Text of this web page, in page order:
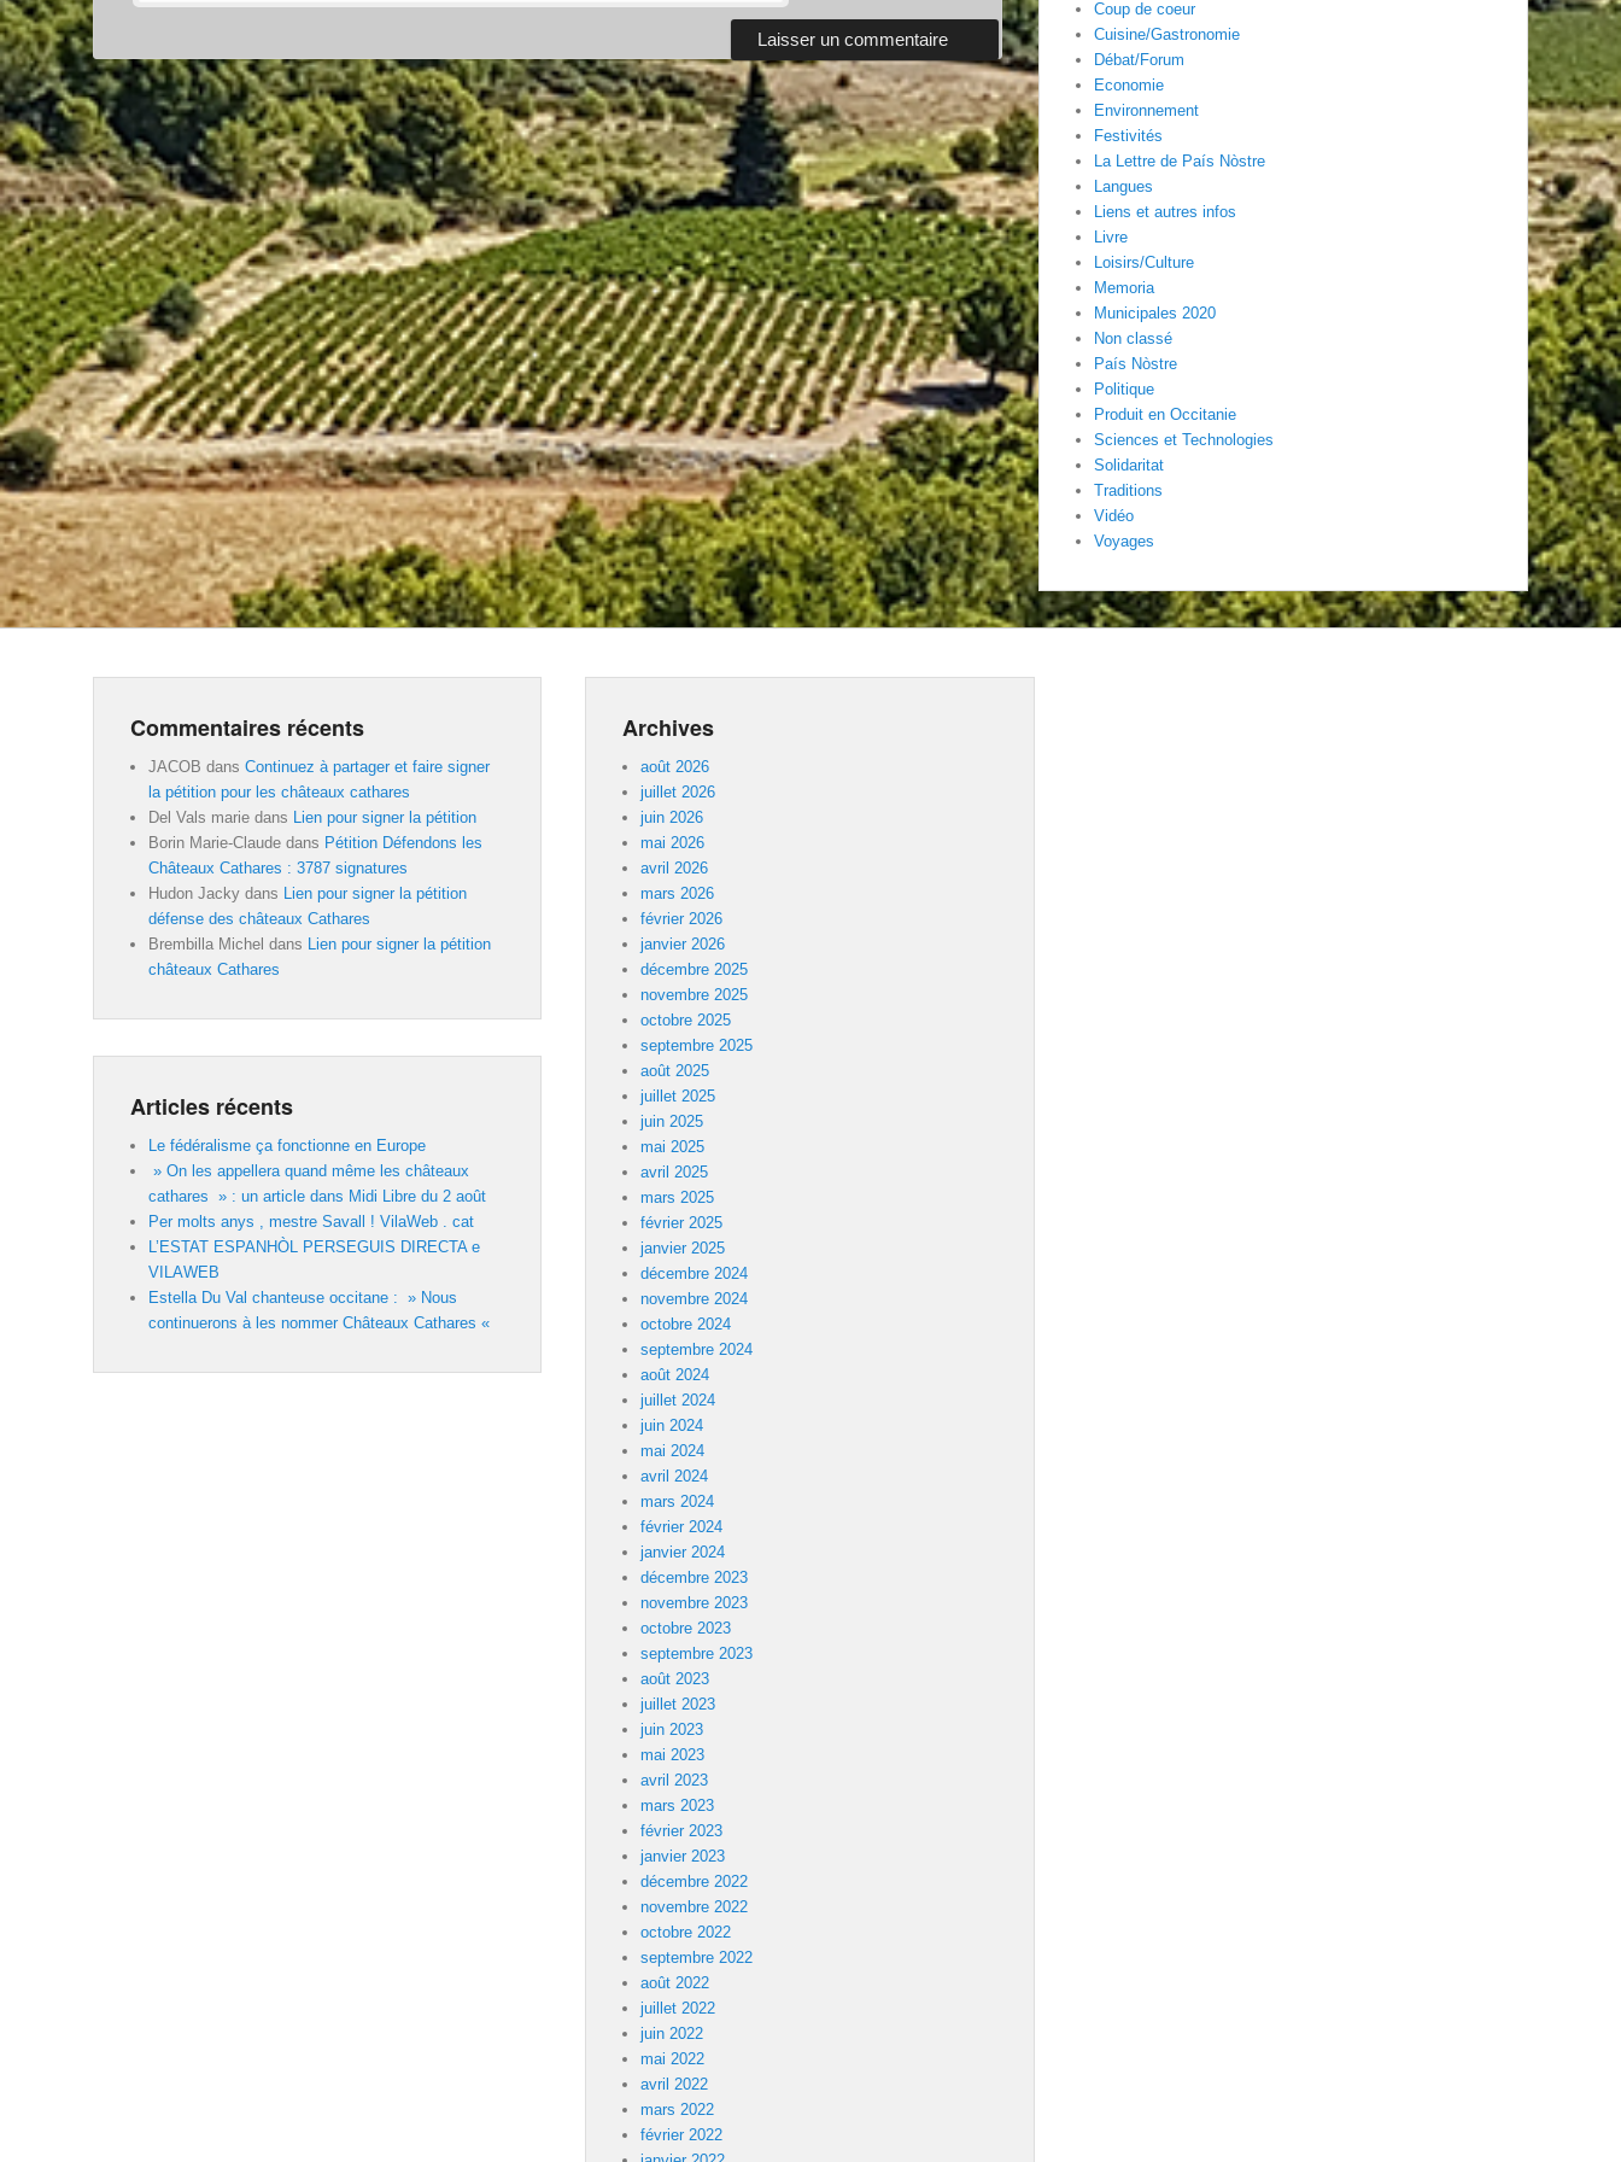
Coup de coeur
Cuisine/Gastronomie
Débat/Forum
Economie
Environnement
Festivités
La Lettre de País Nòstre
Langues
Liens et autres infos
Livre
Loisirs/Culture
Memoria
Municipales 2020
Non classé
País Nòstre
Politique
Produit en Occitanie
Sciences et Technologies
Solidaritat
Traditions
Vidéo
Voyages
Commentaires récents
JACOB dans Continuez à partager et faire signer
la pétition pour les châteaux cathares
Del Vals marie dans
Lien pour signer la pétition
Borin Marie-Claude dans Pétition Défendons les
Châteaux Cathares : 3787 signatures
Hudon Jacky dans
Lien pour signer la pétition
défense des châteaux Cathares
Brembilla Michel dans
Lien pour signer la pétition
châteaux Cathares
Articles récents
Le fédéralisme ça fonctionne en Europe
» On les appellera quand même les châteaux
cathares » : un article dans Midi Libre du 2 août
Per molts anys , mestre Savall ! VilaWeb . cat
L’ESTAT ESPANHÒL PERSEGUIS DIRECTA e
VILAWEB
Estella Du Val chanteuse occitane : » Nous
continuerons à les nommer Châteaux Cathares «
Archives
août 2026
juillet 2026
juin 2026
mai 2026
avril 2026
mars 2026
février 2026
janvier 2026
décembre 2025
novembre 2025
octobre 2025
septembre 2025
août 2025
juillet 2025
juin 2025
mai 2025
avril 2025
mars 2025
février 2025
janvier 2025
décembre 2024
novembre 2024
octobre 2024
septembre 2024
août 2024
juillet 2024
juin 2024
mai 2024
avril 2024
mars 2024
février 2024
janvier 2024
décembre 2023
novembre 2023
octobre 2023
septembre 2023
août 2023
juillet 2023
juin 2023
mai 2023
avril 2023
mars 2023
février 2023
janvier 2023
décembre 2022
novembre 2022
octobre 2022
septembre 2022
août 2022
juillet 2022
juin 2022
mai 2022
avril 2022
mars 2022
février 2022